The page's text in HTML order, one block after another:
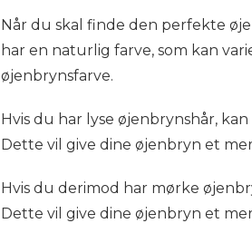
Når du skal finde den perfekte
har en naturlig farve, som kan
øjenbrynsfarve.
Hvis du har lyse øjenbrynshår,
Dette vil give dine øjenbryn et
Hvis du derimod har mørke
Dette vil give dine øjenbryn et